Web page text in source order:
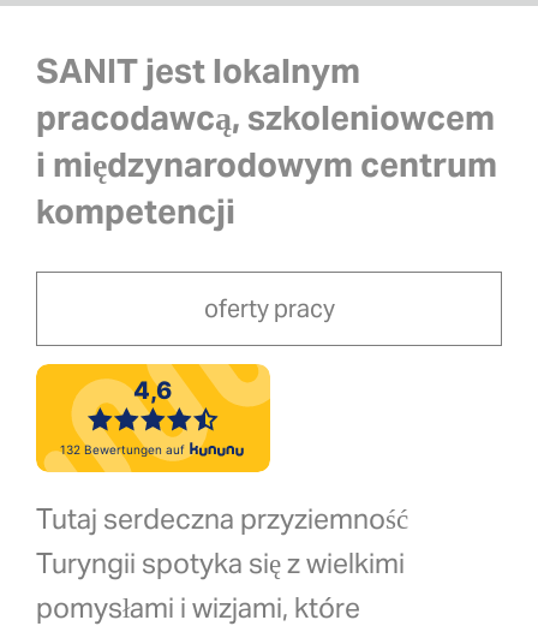
SANIT jest lokalnym
pracodawcą, szkoleniowcem
i międzynarodowym centrum
kompetencji
oferty pracy
Tutaj serdeczna przyziemność
Turyngii spotyka się z wielkimi
pomysłami i wizjami, które